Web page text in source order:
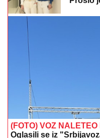
(FOTO) VOZ
Oglasili se iz
licu mesta
pretnji
sve
"KADA
KRAJ
se